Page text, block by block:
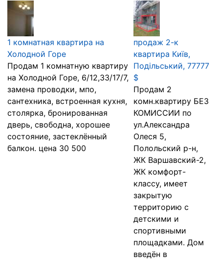
1 комнатная квартира на
Холодной Горе
Продам 1 комнатную квартиру
на Холодной Горе, 6/12,33/17/7,
замена проводки, мпо,
сантехника, встроенная кухня,
столярка, бронированная
дверь, свободна, хорошее
состояние, застеклённый
балкон. цена 30 500
продаж 2-к
квартира Київ,
Подільський, 77777
$
Продам 2
комн.квартиру БЕЗ
КОМИССИИ по
ул.Александра
Олеся 5,
Полольский р-н,
ЖК Варшавский-2,
ЖК комфорт-
класcу, имеет
закрытую
территорию с
детскими и
спортивными
площадками. Дом
введён в